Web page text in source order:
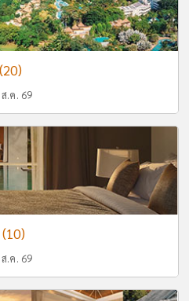
(20)
.ค. 69
(10)
.ค. 69